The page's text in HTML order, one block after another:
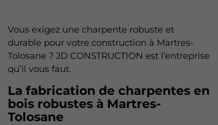
Vous exigez une charpente robuste et
durable pour votre construction à Martres-
Tolosane ? JD CONSTRUCTION est l’entreprise
qu’il vous faut.
La fabrication de charpentes en
bois robustes à Martres-
Tolosane